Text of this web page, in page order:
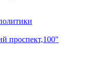
проспект,100"